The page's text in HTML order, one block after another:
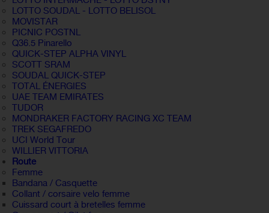
LOTTO SOUDAL - LOTTO BELISOL
MOVISTAR
PICNIC POSTNL
Q36.5 Pinarello
QUICK-STEP ALPHA VINYL
SCOTT SRAM
SOUDAL QUICK-STEP
TOTAL ÉNERGIES
UAE TEAM EMIRATES
TUDOR
MONDRAKER FACTORY RACING XC TEAM
TREK SEGAFREDO
UCI World Tour
WILLIER VITTORIA
Route
Femme
Bandana / Casquette
Collant / corsaire velo femme
Cuissard court à bretelles femme